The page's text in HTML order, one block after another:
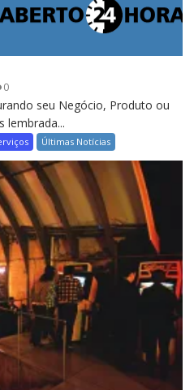
0
seu Negócio, Produto ou
lembrada...
Últimas Notícias